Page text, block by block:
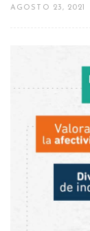
AGOSTO 23, 2021